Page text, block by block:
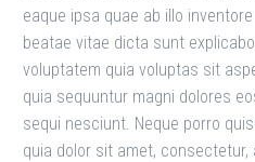
eaque ipsa quae ab illo
beatae vitae dicta sunt
voluptatem quia voluptas sit
quia sequuntur magni dolores
sequi nesciunt. Neque porro
quia dolor sit amet, consectetur,